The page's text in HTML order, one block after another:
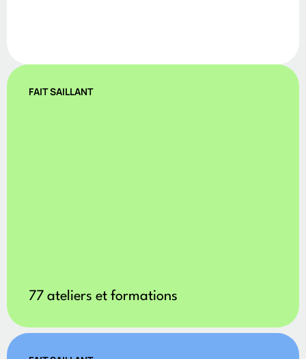
FAIT SAILLANT
77 ateliers et formations